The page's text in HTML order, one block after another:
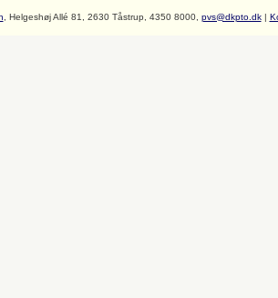
, Helgeshøj Allé 81, 2630 Tåstrup, 4350 8000, pvs@dkpto.dk|